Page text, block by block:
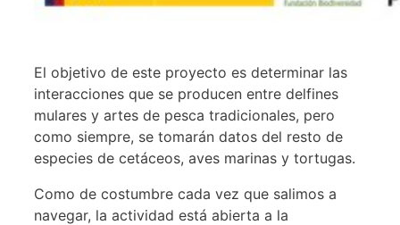
El objetivo de este proyecto es determinar las
interacciones que se producen entre delfines
mulares y artes de pesca tradicionales, pero
como siempre, se tomarán datos del resto de
especies de cetáceos, aves marinas y tortugas.
Como de costumbre cada vez que salimos a
navegar, la actividad está abierta a la